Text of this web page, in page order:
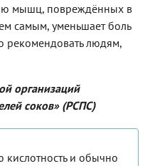
мышц, повреждённых в
самым, уменьшает боль
рекомендовать людям,
организаций
соков» (РСПС)
и обычно